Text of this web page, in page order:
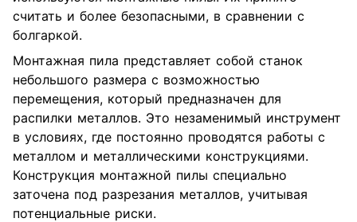
считать и более безопасными, в сравнении с
болгаркой.
Монтажная пила представляет собой станок
небольшого размера с возможностью
перемещения, который предназначен для
распилки металлов. Это незаменимый инструмент
в условиях, где постоянно проводятся работы с
металлом и металлическими конструкциями.
Конструкция монтажной пилы специально
заточена под разрезания металлов, учитывая
потенциальные риски.